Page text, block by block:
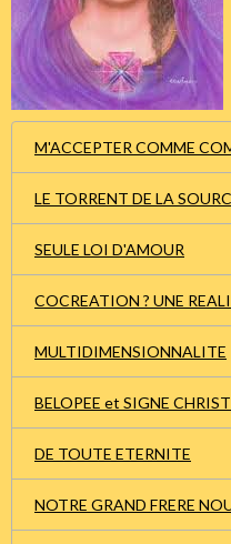
M'ACCEPTER COMME
LE TORRENT DE LA
SEULE LOI D'AMOUR
COCREATION ? UNE
MULTIDIMENSIONNALITE
BELOPEE et SIGNE
DE TOUTE ETERNITE
NOTRE GRAND FRERE